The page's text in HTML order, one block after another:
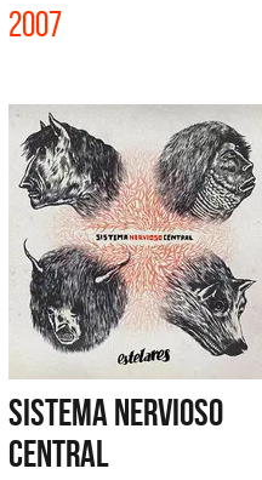
2007
SISTEMA NERVIOSO
CENTRAL